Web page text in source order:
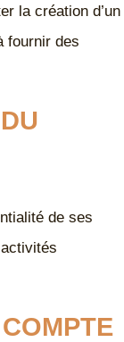
la création d’un
fournir des
de ses